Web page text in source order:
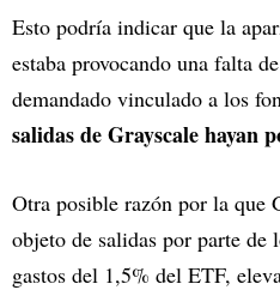
Esto podría indicar que la
estaba provocando una falta
demandado vinculado a los
salidas de Grayscale hayan
Otra posible razón por la que
objeto de salidas por parte de
gastos del 1,5% del ETF,